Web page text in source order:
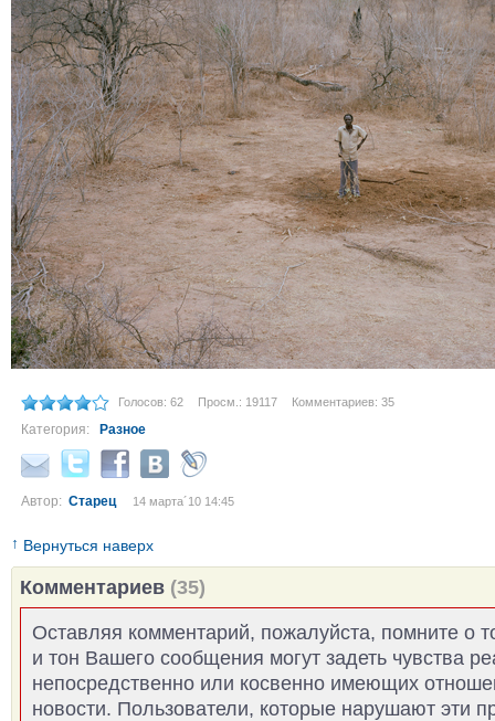
Голосов: 62 Просм.: 19117 Комментариев: 35
Категория: Разное
Автор: Старец 14 марта´10 14:45
↑ Вернуться наверх
Комментариев (35)
Оставляя комментарий, пожалуйста, помните о
и тон Вашего сообщения могут задеть чувства
непосредственно или косвенно имеющих
новости. Пользователи, которые нарушают эти